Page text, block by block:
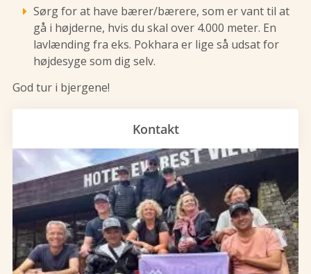
Sørg for at have bærer/bærere, som er vant til at
gå i højderne, hvis du skal over 4.000 meter. En
lavlænding fra eks. Pokhara er lige så udsat for
højdesyge som dig selv.
God tur i bjergene!
Kontakt